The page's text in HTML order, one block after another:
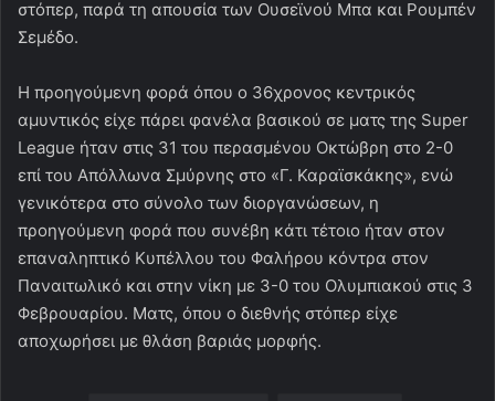
στόπερ, παρά τη απουσία των Ουσεϊνού Μπα και Ρουμπέν
Σεμέδο.
Η προηγούμενη φορά όπου ο 36χρονος κεντρικός
αμυντικός είχε πάρει φανέλα βασικού σε ματς της Super
League ήταν στις 31 του περασμένου Οκτώβρη στο 2-0
επί του Απόλλωνα Σμύρνης στο «Γ. Καραϊσκάκης», ενώ
γενικότερα στο σύνολο των διοργανώσεων, η
προηγούμενη φορά που συνέβη κάτι τέτοιο ήταν στον
επαναληπτικό Κυπέλλου του Φαλήρου κόντρα στον
Παναιτωλικό και στην νίκη με 3-0 του Ολυμπιακού στις 3
Φεβρουαρίου. Ματς, όπου ο διεθνής στόπερ είχε
αποχωρήσει με θλάση βαριάς μορφής.